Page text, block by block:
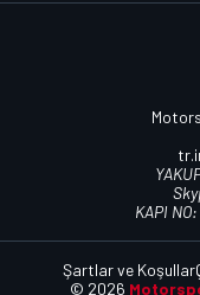
KAPI
© 2026
Şartlar ve Koşullar